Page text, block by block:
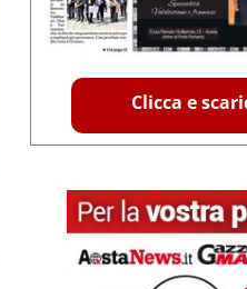
Clicca e